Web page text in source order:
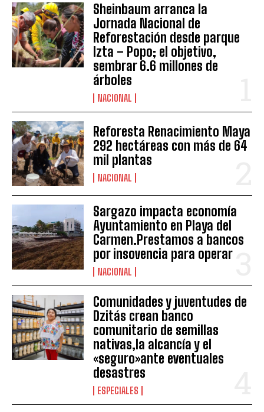
Sheinbaum arranca la
Jornada Nacional de
Reforestación desde parque
Izta – Popo; el objetivo,
sembrar 6.6 millones de
árboles
NACIONAL
Reforesta Renacimiento Maya
292 hectáreas con más de 64
mil plantas
NACIONAL
Sargazo impacta economía
Ayuntamiento en Playa del
Carmen.Prestamos a bancos
por insovencia para operar
NACIONAL
Comunidades y juventudes de
Dzitás crean banco
comunitario de semillas
nativas,la alcancía y el
«seguro»ante eventuales
desastres
ESPECIALES